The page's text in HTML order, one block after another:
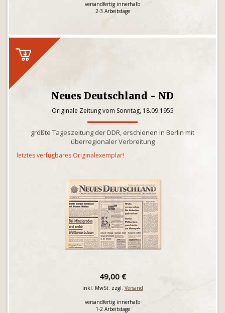
versandfertig innerhalb
2-3 Arbeitstage
Neues Deutschland - ND
Originale Zeitung vom Sonntag, 18.09.1955
größte Tageszeitung der DDR, erschienen in Berlin mit
überregionaler Verbreitung
letztes verfügbares Originalexemplar!
49,00 €
inkl. MwSt. zzgl. Versand
versandfertig innerhalb
1-2 Arbeitstage